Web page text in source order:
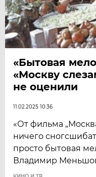
«Бытовая
«Москву
не оценили
11.02.2025 10:36
«От фильма
ничего
просто бытовая
Владимир